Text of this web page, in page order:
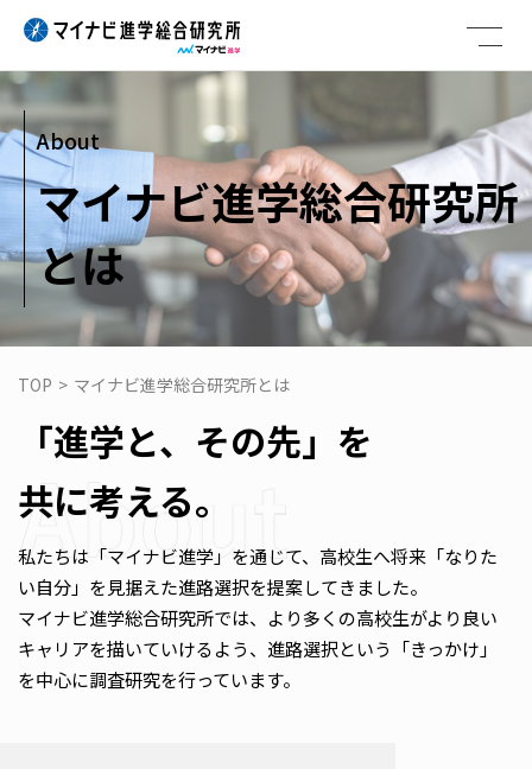
About
マイナビ進学総合研究所
とは
TOP > マイナビ進学総合研究所とは
「進学と、その先」を
共に考える。
私たちは「マイナビ進学」を通じて、高校生へ将来「なりた
い自分」を見据えた進路選択を提案してきました。
マイナビ進学総合研究所では、より多くの高校生がより良い
キャリアを描いていけるよう、進路選択という「きっかけ」
を中心に調査研究を行っています。